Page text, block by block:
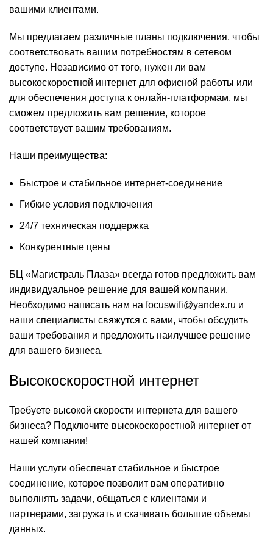
вашими клиентами.
Мы предлагаем различные планы подключения, чтобы
соответствовать вашим потребностям в сетевом
доступе. Независимо от того, нужен ли вам
высокоскоростной интернет для офисной работы или
для обеспечения доступа к онлайн-платформам, мы
сможем предложить вам решение, которое
соответствует вашим требованиям.
Наши преимущества:
Быстрое и стабильное интернет-соединение
Гибкие условия подключения
24/7 техническая поддержка
Конкурентные цены
БЦ «Магистраль Плаза» всегда готов предложить вам
индивидуальное решение для вашей компании.
Необходимо написать нам на focuswifi@yandex.ru и
наши специалисты свяжутся с вами, чтобы обсудить
ваши требования и предложить наилучшее решение
для вашего бизнеса.
Высокоскоростной интернет
Требуете высокой скорости интернета для вашего
бизнеса? Подключите высокоскоростной интернет от
нашей компании!
Наши услуги обеспечат стабильное и быстрое
соединение, которое позволит вам оперативно
выполнять задачи, общаться с клиентами и
партнерами, загружать и скачивать большие объемы
данных.